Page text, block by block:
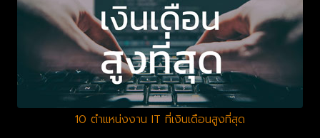
10 ตำแหน่งงาน IT ที่เงินเดือนสูงที่สุด